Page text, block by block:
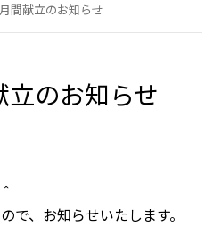
間献立のお知らせ
のお知らせ
で、お知らせいたします。